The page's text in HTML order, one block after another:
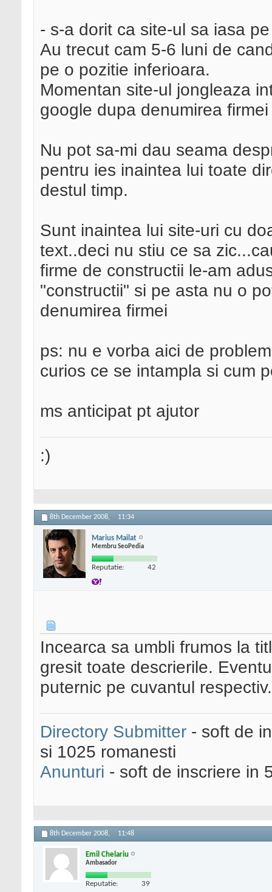
- s-a dorit ca site-ul sa iasa
Au trecut cam 5-6 luni de
pe o pozitie inferioara.
Momentan site-ul jongleaza
google dupa denumirea firmei
Nu pot sa-mi dau seama
pentru ies inaintea lui toate
destul timp.
Sunt inaintea lui site-uri cu
text..deci nu stiu ce sa
firme de constructii le-am
"constructii" si pe asta nu o
denumirea firmei
ps: nu e vorba aici de
curios ce se intampla si cum
ms anticipat pt ajutor
:)
8th December 2008, 11:34
Marius Mailat
Membru SeoPedia
Reputatie: 42
Incearca sa umbli frumos la
gresit toate descrierile.
puternic pe cuvantul respectiv.
Directory Submitter - soft de
si 1025 romanesti
Anunturi - soft de inscriere in
8th December 2008, 11:48
Emil Chelariu
Ambasador
Reputatie: 39